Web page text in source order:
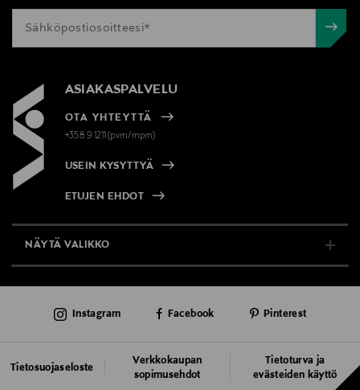
ASIAKASPALVELU
OTA YHTEYTTÄ
+358 9 1211(pvm/mpm)
USEIN KYSYTTYÄ
ETUJEN EHDOT
NÄYTÄ VALIKKO
AJANKOHTAISTA
Tietosuojaseloste
Verkkokaupan
sopimusehdot
Tietoturva ja
evästeiden käyttö
Instagram Facebook Pinterest